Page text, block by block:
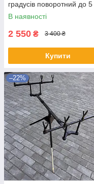
градусів поворотний до 5
вудлищ
В наявності
2 550 ₴ 3 400 ₴
Купити
–22%